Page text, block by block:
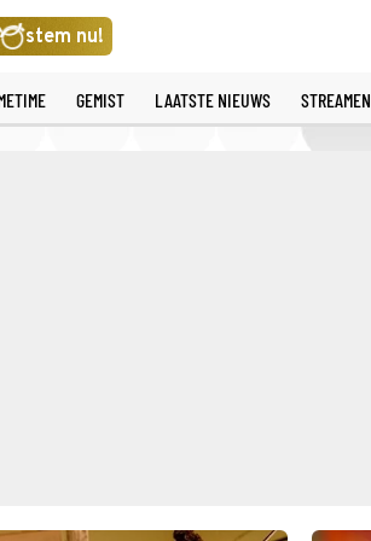
stem nu!
GEMIST LAATSTE NIEUWS STREAMEN